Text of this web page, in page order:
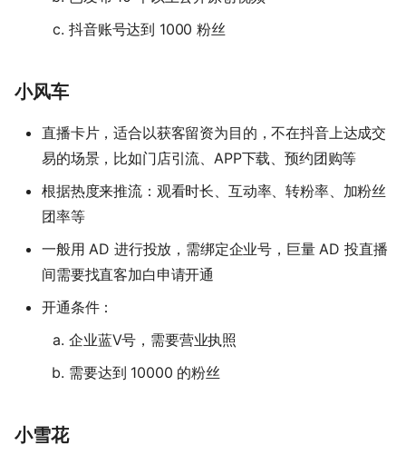
抖音账号达到 1000 粉丝
小风车
直播卡片，适合以获客留资为目的，不在抖音上达成交
易的场景，比如门店引流、APP下载、预约团购等
根据热度来推流：观看时长、互动率、转粉率、加粉丝
团率等
一般用 AD 进行投放，需绑定企业号，巨量 AD 投直播
间需要找直客加白申请开通
开通条件：
企业蓝V号，需要营业执照
需要达到 10000 的粉丝
小雪花